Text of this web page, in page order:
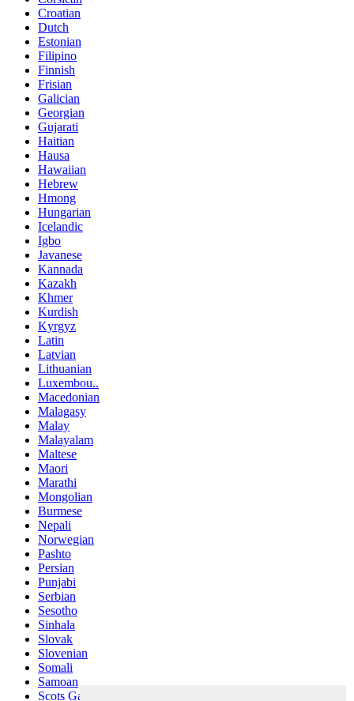
Croatian
Dutch
Estonian
Filipino
Finnish
Frisian
Galician
Georgian
Gujarati
Haitian
Hausa
Hawaiian
Hebrew
Hmong
Hungarian
Icelandic
Igbo
Javanese
Kannada
Kazakh
Khmer
Kurdish
Kyrgyz
Latin
Latvian
Lithuanian
Luxembou..
Macedonian
Malagasy
Malay
Malayalam
Maltese
Maori
Marathi
Mongolian
Burmese
Nepali
Norwegian
Pashto
Persian
Punjabi
Serbian
Sesotho
Sinhala
Slovak
Slovenian
Somali
Samoan
Scots Gaelic